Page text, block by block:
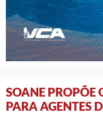
SOANE PROPÕE
PARA AGENTES